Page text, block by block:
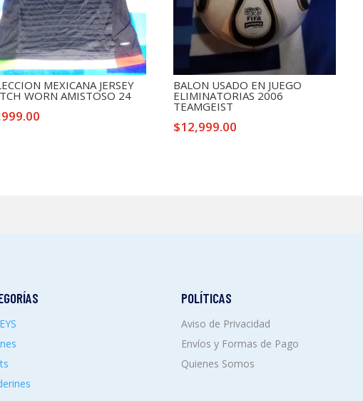
MEXICANA JERSEY
WORN AMISTOSO 24
BALON USADO EN JUEGO
ELIMINATORIAS 2006
TEAMGEIST
$12,999.00
POLÍTICAS
Aviso de Privacidad
Envíos y Formas de Pago
Quienes Somos